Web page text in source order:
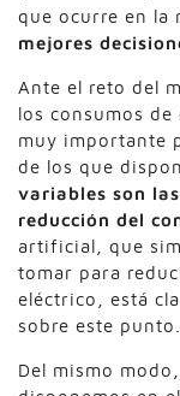
que ocurre en la
mejores
Ante el reto del
los consumos
muy importante
de los que
variables son
reducción del
artificial, que
tomar para
eléctrico, está
sobre este punto.
Del mismo